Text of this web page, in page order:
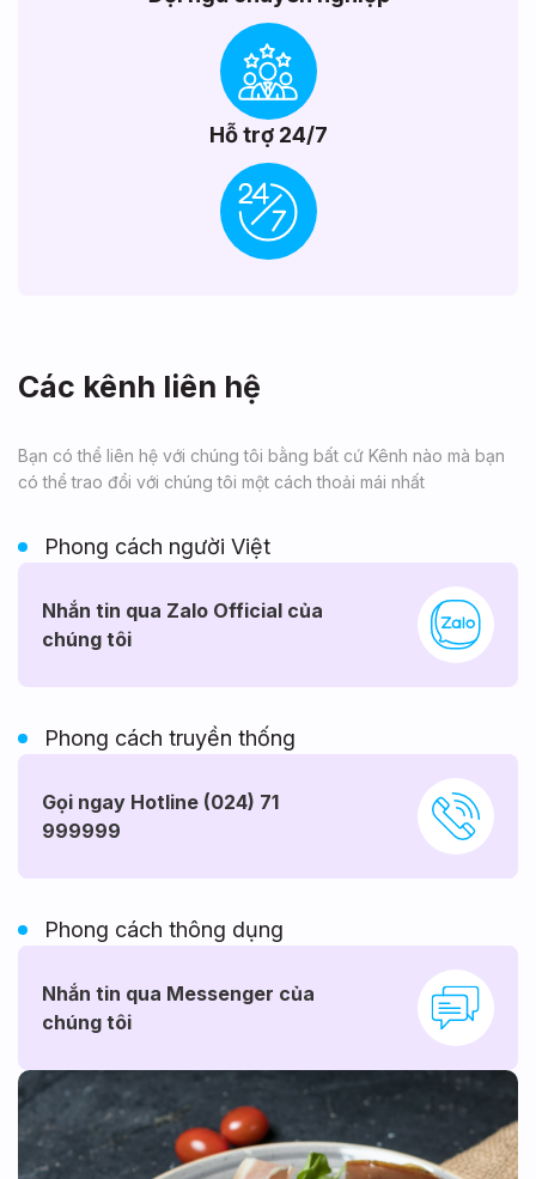
Hỗ trợ 24/7
Các kênh liên hệ
Bạn có thể liên hệ với chúng tôi bằng bất cứ Kênh nào mà bạn
có thể trao đổi với chúng tôi một cách thoải mái nhất
Phong cách người Việt
Nhắn tin qua Zalo Official của
chúng tôi
Phong cách truyền thống
Gọi ngay Hotline (024) 71
999999
Phong cách thông dụng
Nhắn tin qua Messenger của
chúng tôi